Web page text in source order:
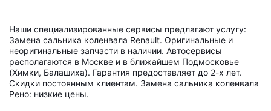
Наши специализированные сервисы предлагают услугу:
Замена сальника коленвала Renault. Оригинальные и
неоригинальные запчасти в наличии. Автосервисы
располагаются в Москве и в ближайшем Подмосковье
(Химки, Балашиха). Гарантия предоставляет до 2-х лет.
Скидки постоянным клиентам. Замена сальника коленвала
Рено: низкие цены.